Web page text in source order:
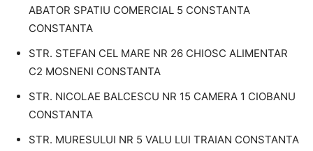
ABATOR SPATIU COMERCIAL 5 CONSTANTA
CONSTANTA
STR. STEFAN CEL MARE NR 26 CHIOSC ALIMENTAR
C2 MOSNENI CONSTANTA
STR. NICOLAE BALCESCU NR 15 CAMERA 1 CIOBANU
CONSTANTA
STR. MURESULUI NR 5 VALU LUI TRAIAN CONSTANTA